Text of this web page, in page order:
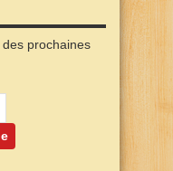
prochaines